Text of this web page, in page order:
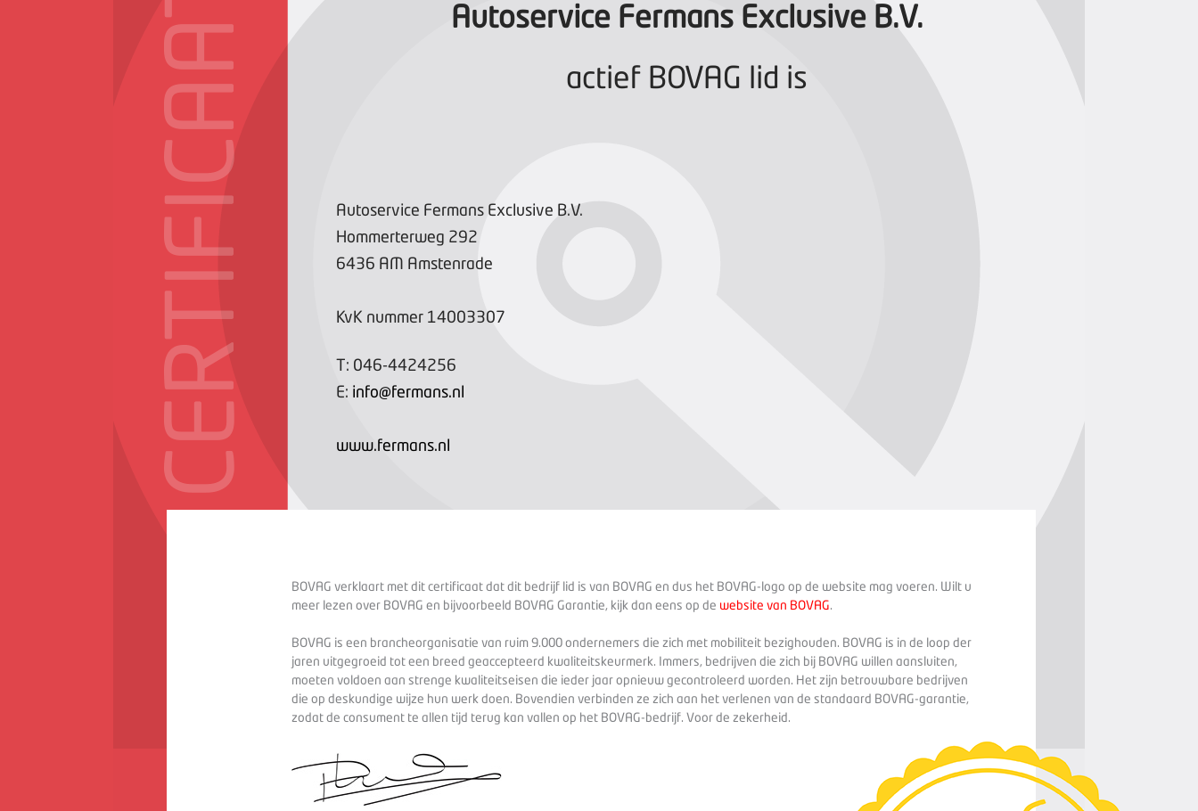
CERTIFICAAT
Autoservice Fermans Exclusive B.V.
actief BOVAG lid is
Autoservice Fermans Exclusive B.V.
Hommerterweg 292
6436 AM Amstenrade
KvK nummer 14003307
T: 046-4424256
E: info@fermans.nl
www.fermans.nl
BOVAG verklaart met dit certificaat dat dit bedrijf lid is van BOVAG en dus het BOVAG-logo op de website mag voeren. Wilt u
meer lezen over BOVAG en bijvoorbeeld BOVAG Garantie, kijk dan eens op de website van BOVAG.
BOVAG is een brancheorganisatie van ruim 9.000 ondernemers die zich met mobiliteit bezighouden. BOVAG is in de loop der
jaren uitgegroeid tot een breed geaccepteerd kwaliteitskeurmerk. Immers, bedrijven die zich bij BOVAG willen aansluiten,
moeten voldoen aan strenge kwaliteitseisen die ieder jaar opnieuw gecontroleerd worden. Het zijn betrouwbare bedrijven
die op deskundige wijze hun werk doen. Bovendien verbinden ze zich aan het verlenen van de standaard BOVAG-garantie,
zodat de consument te allen tijd terug kan vallen op het BOVAG-bedrijf. Voor de zekerheid.